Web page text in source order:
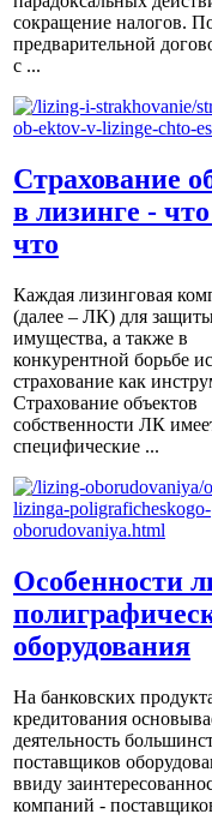
сокращение налогов.
предварительной
с ...
Страхование
в лизинге -
что
Каждая лизинговая
(далее – ЛК) для
имущества, а также в
конкурентной борьбе
страхование как
Страхование объектов
собственности ЛК
специфические ...
Особенности
оборудования
На банковских
кредитования
деятельность
поставщиков
ввиду
компаний -